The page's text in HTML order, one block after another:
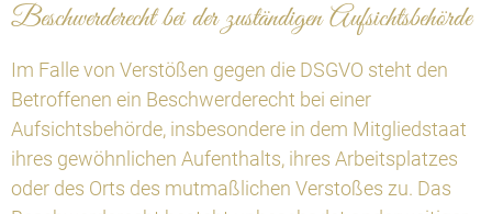
Beschwerderecht bei der zuständigen Aufsichtsbehörde
Im Falle von Verstößen gegen die DSGVO steht den
Betroffenen ein Beschwerderecht bei einer
Aufsichtsbehörde, insbesondere in dem Mitgliedstaat
ihres gewöhnlichen Aufenthalts, ihres Arbeitsplatzes
oder des Orts des mutmaßlichen Verstoßes zu. Das